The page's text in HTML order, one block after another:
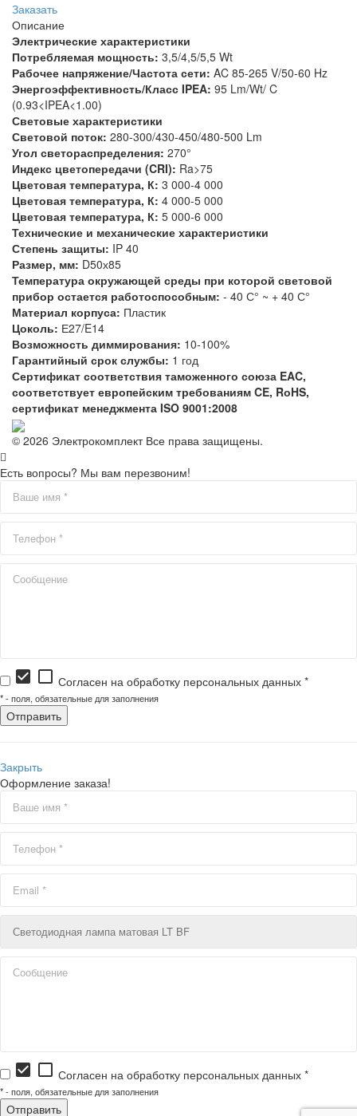
Заказать
Описание
Электрические характеристики
Потребляемая мощность: 3,5/4,5/5,5 Wt
Рабочее напряжение/Частота сети: AC 85-265 V/50-60 Hz
Энергоэффективность/Класс IPEA: 95 Lm/Wt/ C
(0.93<IPEA<1.00)
Световые характеристики
Световой поток: 280-300/430-450/480-500 Lm
Угол светораспределения: 270°
Индекс цветопередачи (CRI): Ra>75
Цветовая температура, К: 3 000-4 000
Цветовая температура, К: 4 000-5 000
Цветовая температура, К: 5 000-6 000
Технические и механические характеристики
Степень защиты: IP 40
Размер, мм: D50х85
Температура окружающей среды при которой световой
прибор остается работоспособным: - 40 С° ~ + 40 С°
Материал корпуса: Пластик
Цоколь: Е27/E14
Возможность диммирования: 10-100%
Гарантийный срок службы: 1 год
Сертификат соответствия таможенного союза EAC,
соответствует европейским требованиям CE, RоHS,
сертификат менеджмента ISO 9001:2008
© 2026 Электрокомплект Все права защищены.
Есть вопросы? Мы вам перезвоним!
check_box check_box_outline_blank Согласен на обработку персональных данных *
*- поля, обязательные для заполнения
Закрыть
Оформление заказа!
check_box check_box_outline_blank Согласен на обработку персональных данных *
*- поля, обязательные для заполнения